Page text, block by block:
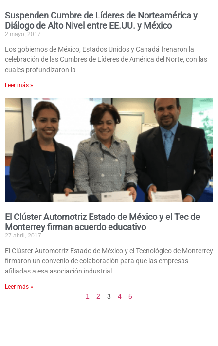
Suspenden Cumbre de Líderes de Norteamérica y
Diálogo de Alto Nivel entre EE.UU. y México
2 mayo, 2017
Los gobiernos de México, Estados Unidos y Canadá frenaron la
celebración de las Cumbres de Líderes de América del Norte, con las
cuales profundizaron la
Leer más »
El Clúster Automotriz Estado de México y el Tec de
Monterrey firman acuerdo educativo
27 abril, 2017
El Clúster Automotriz Estado de México y el Tecnológico de Monterrey
firmaron un convenio de colaboración para que las empresas
afiliadas a esa asociación industrial
Leer más »
1 2 3 4 5